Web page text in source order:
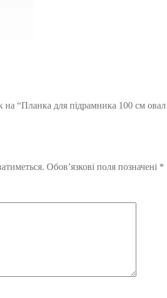
“Планка для підрамника 100 см овал
Обов’язкові поля позначені *